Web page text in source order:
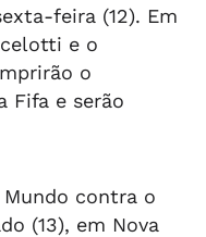
feira (12). Em
e o
o
Fifa e serão
Mundo contra o
(13), em Nova